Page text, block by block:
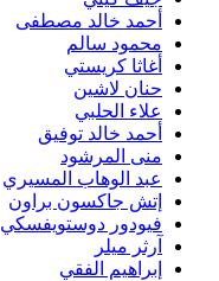
أحمد خالد مصطفى
محمود سالم
أغاثا كريستي
حنان لاشين
علاء الحلبي
أحمد خالد توفيق
منى المرشود
عبد الوهاب المسيري
إتش جاكسون براون
فيودور دوستويفسكي
آرثر ميلر
إبراهيم الفقي